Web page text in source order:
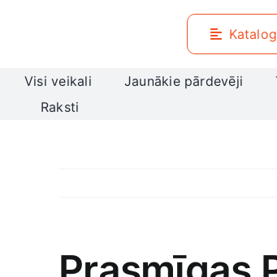
Visi veikali Jaunākie pārdevēji
Raksti